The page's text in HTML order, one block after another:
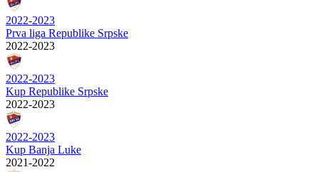
2022-2023
Prva liga Republike Srpske
2022-2023
2022-2023
Kup Republike Srpske
2022-2023
2022-2023
Kup Banja Luke
2021-2022